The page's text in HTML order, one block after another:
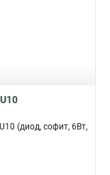
(диод, софит, 6Вт,